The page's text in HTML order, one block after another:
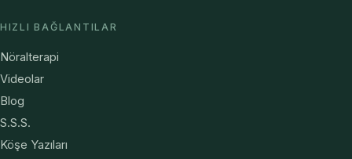
HIZLI BAĞLANTILAR
Nöralterapi
Videolar
Blog
S.S.S.
Köşe Yazıları